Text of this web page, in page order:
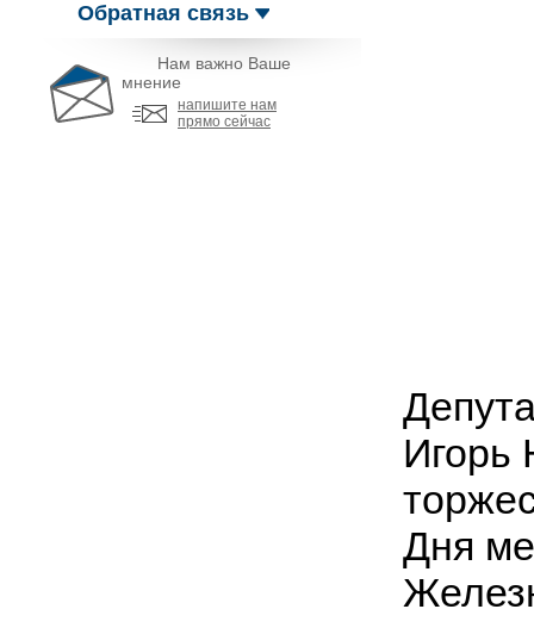
Обратная связь
Нам важно Ваше
мнение
напишите нам
прямо сейчас
Игорь
Дня